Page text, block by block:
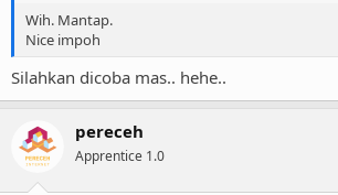
Wih. Mantap.
Nice impoh
Silahkan dicoba mas.. hehe..
pereceh
Apprentice 1.0